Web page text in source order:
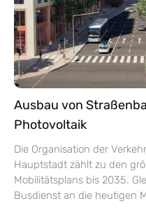
Ausbau von
Photovoltaik
Die Organisation der
Hauptstadt zählt zu den
Mobilitätsplans bis 2035.
Busdienst an die heutigen